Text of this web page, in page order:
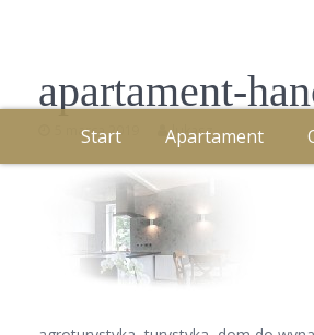
Start Apartament
apartament-
5 marca 2019 lukasz